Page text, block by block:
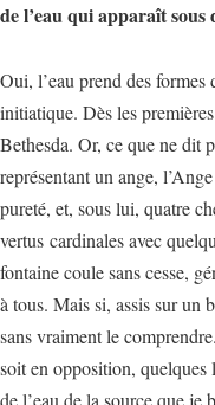
de l’eau qui apparaît sous
Oui, l’eau prend des
initiatique. Dès les
Bethesda. Or, ce que ne dit
représentant un ange,
pureté, et, sous lui, quatre
vertus cardinales avec
fontaine coule sans cesse,
à tous. Mais si, assis sur un
sans vraiment le
soit en opposition, quelques
de l’eau de la source que je